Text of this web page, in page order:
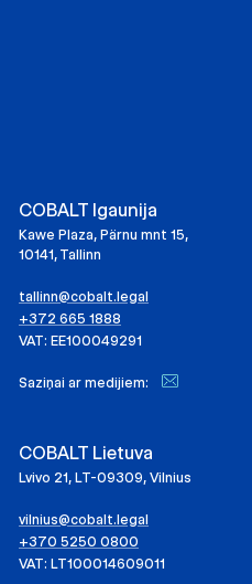
COBALT Igaunija
Kawe Plaza, Pärnu mnt 15,
10141, Tallinn
tallinn@cobalt.legal
+372 665 1888
VAT: EE100049291
Saziņai ar medijiem:
COBALT Lietuva
Lvivo 21, LT-09309, Vilnius
vilnius@cobalt.legal
+370 5250 0800
VAT: LT100014609011